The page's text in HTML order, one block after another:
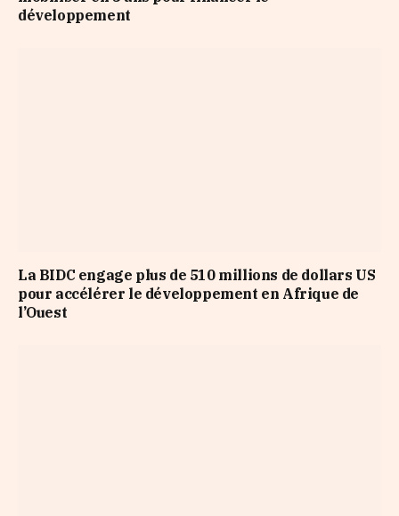
développement
La BIDC engage plus de 510 millions de dollars US
pour accélérer le développement en Afrique de
l’Ouest